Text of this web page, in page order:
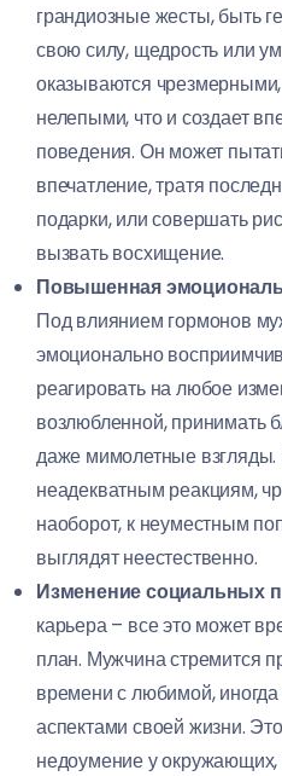
грандиозные жесты, быть
свою силу, щедрость или
оказываются
нелепыми, что и создает
поведения. Он может
впечатление, тратя
подарки, или совершать
вызвать восхищение.
Повышенная
Под влиянием гормонов
эмоционально
реагировать на любое
возлюбленной, принимать
даже мимолетные взгляды.
неадекватным реакциям,
наоборот, к неуместным
выглядят неестественно.
Изменение социальных
карьера – все это может
план. Мужчина стремится
времени с любимой,
аспектами своей жизни.
недоумение у окружающих,